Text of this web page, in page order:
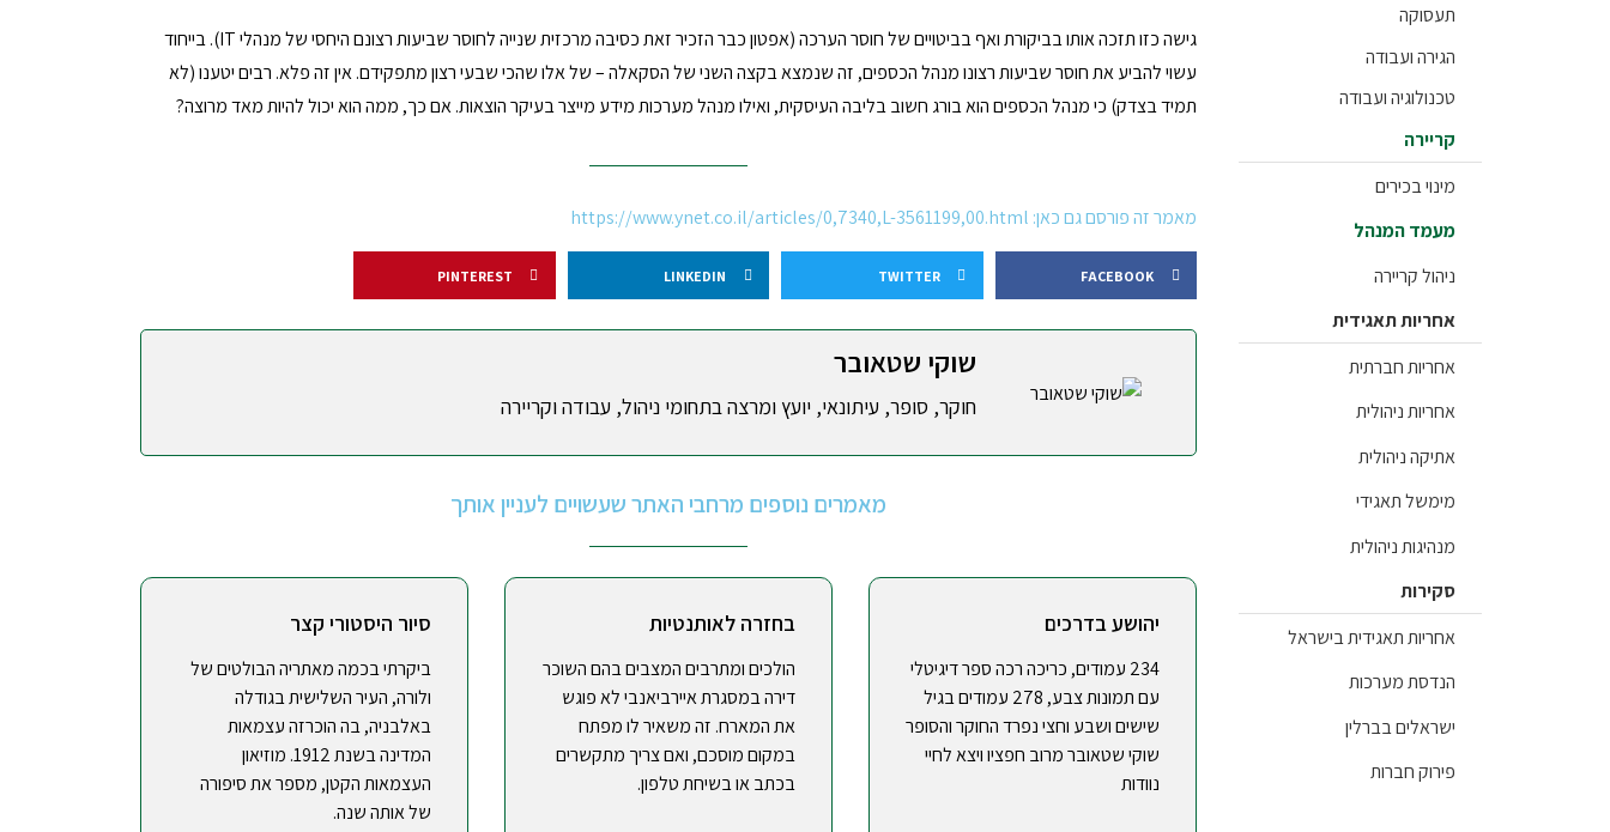
תעסוקה
הגירה ועבודה
טכנולוגיה ועבודה
קריירה
מינוי בכירים
מעמד המנהל
ניהול קריירה
אחריות תאגידית
אחריות חברתית
אחריות ניהולית
אתיקה ניהולית
מימשל תאגידי
מנהיגות ניהולית
סקירות
אחריות תאגידית בישראל
הנדסת מערכות
ישראלים בברלין
פירוק חברות
גישה כזו תזכה אותו בביקורת ואף בביטויים של חוסר הערכה (אפטון כבר הזכיר זאת כסיבה מרכזית שנייה לחוסר שביעות רצונם היחסי של מנהלי IT). בייחוד
עשוי להביע את חוסר שביעות רצונו מנהל הכספים, זה שנמצא בקצה השני של הסקאלה – של אלו שהכי שבעי רצון מתפקידם. אין זה פלא. רבים יטענו (לא
תמיד בצדק) כי מנהל הכספים הוא בורג חשוב בליבה העיסקית, ואילו מנהל מערכות מידע מייצר בעיקר הוצאות. אם כך, ממה הוא יכול להיות מאד מרוצה?
מאמר זה פורסם גם כאן: https://www.ynet.co.il/articles/0,7340,L-3561199,00.html
FACEBOOK
TWITTER
LINKEDIN
PINTEREST
שוקי שטאובר
חוקר, סופר, עיתונאי, יועץ ומרצה בתחומי ניהול, עבודה וקריירה
מאמרים נוספים מרחבי האתר שעשויים לעניין אותך
יהושע בדרכים
234 עמודים, כריכה רכה ספר דיגיטלי
עם תמונות צבע, 278 עמודים בגיל
שישים ושבע וחצי נפרד החוקר והסופר
שוקי שטאובר מרוב חפציו ויצא לחיי
נוודות
בחזרה לאותנטיות
הולכים ומתרבים המצבים בהם השוכר
דירה במסגרת איירביאנבי לא פוגש
את המארח. זה משאיר לו מפתח
במקום מוסכם, ואם צריך מתקשרים
בכתב או בשיחת טלפון.
סיור היסטורי קצר
ביקרתי בכמה מאתריה הבולטים של
ולורה, העיר השלישית בגודלה
באלבניה, בה הוכרזה עצמאות
המדינה בשנת 1912. מוזיאון
העצמאות הקטן, מספר את סיפורה
של אותה שנה.